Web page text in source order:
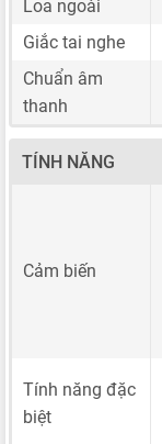
Loa ngoài
Giắc tai nghe
Chuẩn âm
thanh
TÍNH NĂNG
Cảm biến
Tính năng đặc
biệt